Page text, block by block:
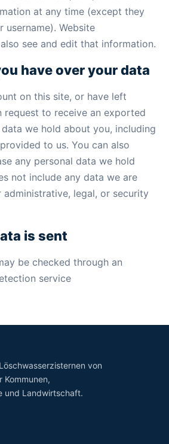
at any time (except they
username). Website
see and edit that information.
have over your data
on this site, or have left
request to receive an exported
we hold about you, including
to us. You can also
any personal data we hold
not include any data we are
legal, or security
is sent
be checked through an
service
von
Kommunen,
und Landwirtschaft.